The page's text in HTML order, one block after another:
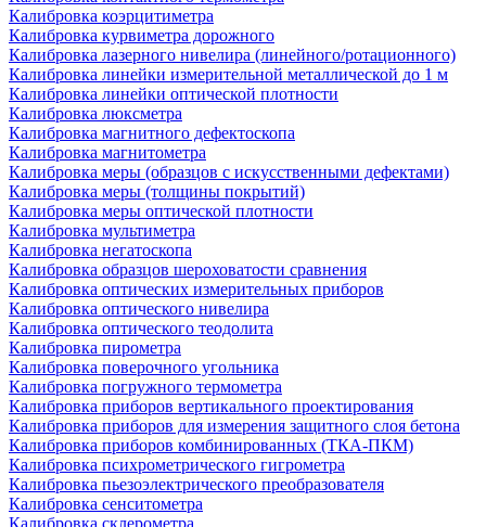
Калибровка коэрцитиметра
Калибровка курвиметра дорожного
Калибровка лазерного нивелира (линейного/ротационного)
Калибровка линейки измерительной металлической до 1 м
Калибровка линейки оптической плотности
Калибровка люксметра
Калибровка магнитного дефектоскопа
Калибровка магнитометра
Калибровка меры (образцов с искусственными дефектами)
Калибровка меры (толщины покрытий)
Калибровка меры оптической плотности
Калибровка мультиметра
Калибровка негатоскопа
Калибровка образцов шероховатости сравнения
Калибровка оптических измерительных приборов
Калибровка оптического нивелира
Калибровка оптического теодолита
Калибровка пирометра
Калибровка поверочного угольника
Калибровка погружного термометра
Калибровка приборов вертикального проектирования
Калибровка приборов для измерения защитного слоя бетона
Калибровка приборов комбинированных (ТКА-ПКМ)
Калибровка психрометрического гигрометра
Калибровка пьезоэлектрического преобразователя
Калибровка сенситометра
Калибровка склерометра